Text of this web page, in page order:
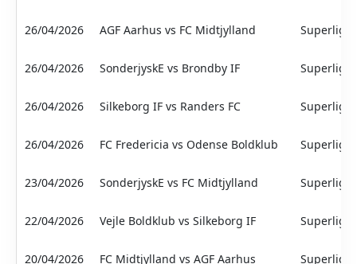
26/04/2026 AGF Aarhus vs FC Midtjylland Superliga
26/04/2026 SonderjyskE vs Brondby IF Superliga
26/04/2026 Silkeborg IF vs Randers FC Superliga
26/04/2026 FC Fredericia vs Odense Boldklub Superliga
23/04/2026 SonderjyskE vs FC Midtjylland Superliga
22/04/2026 Vejle Boldklub vs Silkeborg IF Superliga
20/04/2026 FC Midtjylland vs AGF Aarhus Superliga